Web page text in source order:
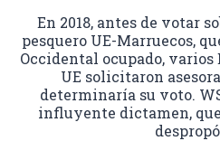
En 2018, antes de votar
pesquero UE-Marruecos,
Occidental ocupado, varios
UE solicitaron
determinaría su voto.
influyente dictamen,